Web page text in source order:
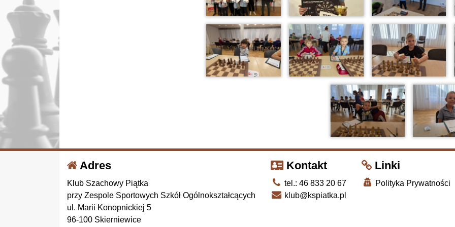
Adres
Klub Szachowy Piątka
przy Zespole Sportowych Szkół Ogólnokształcących
ul. Marii Konopnickiej 5
96-100 Skierniewice
Kontakt
tel.: 46 833 20 67
klub@kspiatka.pl
Linki
Polityka Prywatności